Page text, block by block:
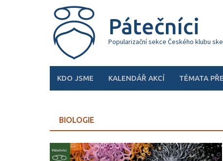
Pátečníci
Popularizační sekce Českého klubu
KDO JSME KALENDÁŘ AKCÍ TÉMATA
BIOLOGIE